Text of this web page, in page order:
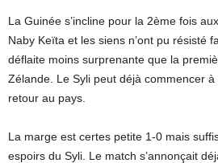
La Guinée s’incline pour la 2ème fois
Naby Keïta et les siens n’ont pu résisté
déflaite moins surprenante que la
Zélande. Le Syli peut déjà commencer
retour au pays.
La marge est certes petite 1-0 mais
espoirs du Syli. Le match s’annonçait